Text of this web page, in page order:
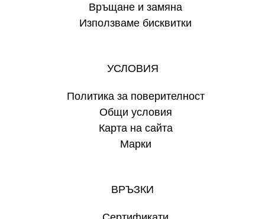
Връщане и замяна
Използваме бисквитки
УСЛОВИЯ
Политика за поверителност
Общи условия
Карта на сайта
Марки
ВРЪЗКИ